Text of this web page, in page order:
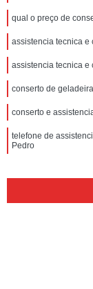
qual o preço de
assistencia tecnica e
assistencia tecnica e
conserto de
conserto e
telefone de
Pedro